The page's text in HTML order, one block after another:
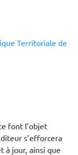
Territoriale de
font l’objet
s’efforcera
à jour, ainsi que